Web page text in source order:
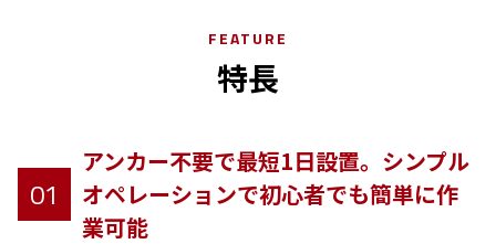
FEATURE
特長
01
アンカー不要で最短1日設置。シンプル
オペレーションで初心者でも簡単に作
業可能